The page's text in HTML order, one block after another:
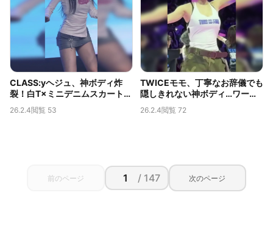
CLASS:yヘジュ、神ボディ炸
裂！白T×ミニデニムスカートか
ら覗くムチムチの太ももが伝説
級
26.2.4閲覧 53
TWICEモモ、丁寧なお辞儀でも
隠しきれない神ボディ…ワール
ドツアーで捉えられた限界露出
の胸の谷間
26.2.4閲覧 72
前のページ / 147 次のページ